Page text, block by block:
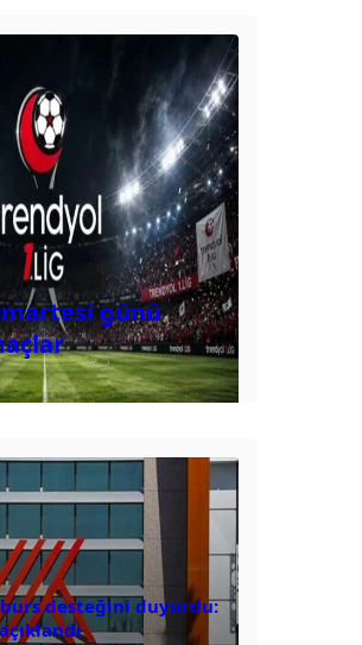
günü
desteğini duyurdu: